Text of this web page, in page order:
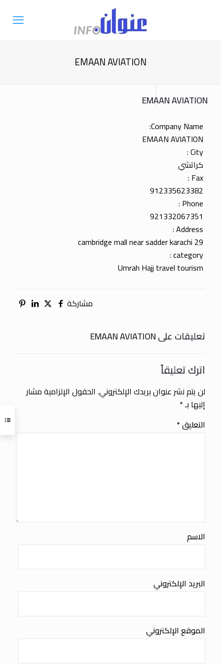
EMAAN AVIATION
EMAAN AVIATION
Company Name:
EMAAN AVIATION
City :
كراتشي
Fax :
912335623382
Phone :
921332067351
Address :
29 cambridge mall near sadder karachi
category :
Umrah Hajj travel tourism
مشاركة
تعليقات على EMAAN AVIATION
اترك تعليقاً
لن يتم نشر عنوان بريدك الإلكتروني. الحقول الإلزامية مشار
إليها بـ*
التعليق*
الاسم
البريد الإلكتروني
الموقع الإلكتروني